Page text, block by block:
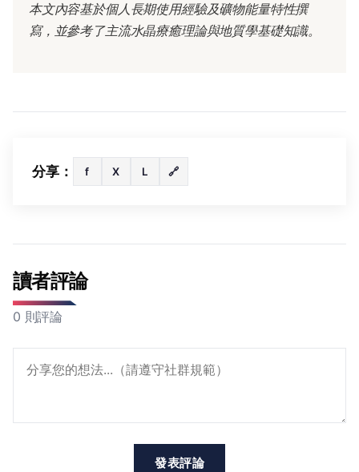
本文內容基於個人長期使用經驗及礦物能量特性撰
寫，並參考了主流水晶療癒理論與地質學基礎知識。
分享： f X L 🔗
讀者評論
0 則評論
發表評論